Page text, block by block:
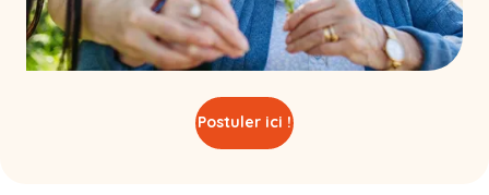
Postuler ici !